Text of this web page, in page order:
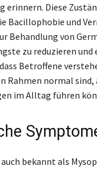
erinnern. Diese
Bacillophobie und
Behandlung von
zu reduzieren und
Betroffene
Rahmen normal
im Alltag führen
bekannt als